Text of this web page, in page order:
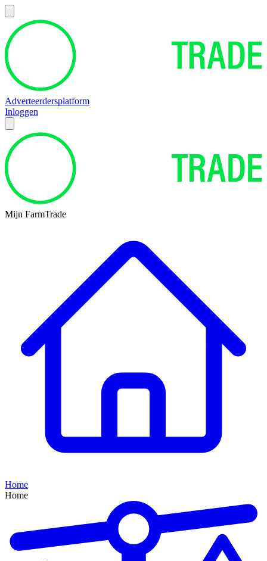
Adverteerdersplatform
Inloggen
Mijn FarmTrade
Home
Home